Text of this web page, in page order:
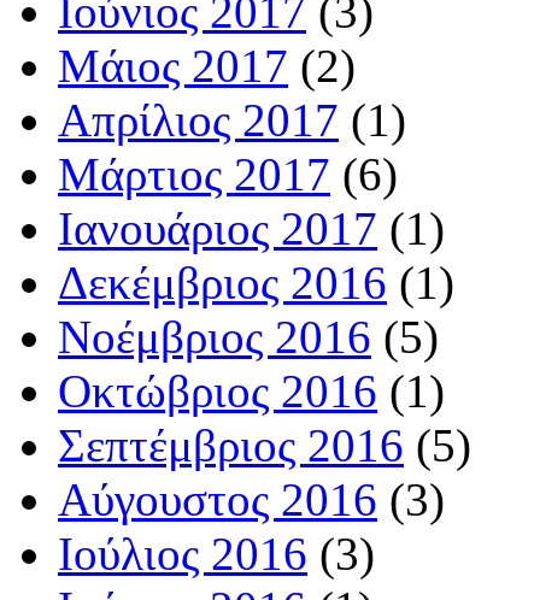
Ιούνιος 2017 (3)
Μάιος 2017 (2)
Απρίλιος 2017 (1)
Μάρτιος 2017 (6)
Ιανουάριος 2017 (1)
Δεκέμβριος 2016 (1)
Νοέμβριος 2016 (5)
Οκτώβριος 2016 (1)
Σεπτέμβριος 2016 (5)
Αύγουστος 2016 (3)
Ιούλιος 2016 (3)